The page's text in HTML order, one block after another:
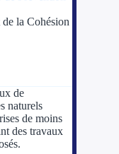
Blog
Nos guides
Nos partenaires
la Cohésion
de
naturels
de moins
des travaux